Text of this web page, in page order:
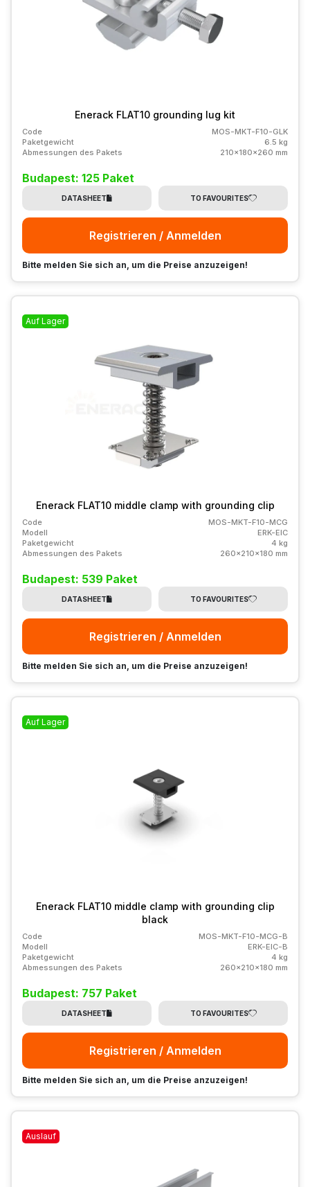
Enerack FLAT10 grounding lug kit
Code
MOS-MKT-F10-GLK
Paketgewicht
6.5 kg
Abmessungen des Pakets
210x180x260 mm
Budapest: 125 Paket
DATASHEET TO FAVOURITES
Registrieren / Anmelden
Bitte melden Sie sich an, um die Preise anzuzeigen!
Auf Lager
Enerack FLAT10 middle clamp with grounding clip
Code
MOS-MKT-F10-MCG
Modell
ERK-EIC
Paketgewicht
4 kg
Abmessungen des Pakets
260x210x180 mm
Budapest: 539 Paket
DATASHEET TO FAVOURITES
Registrieren / Anmelden
Bitte melden Sie sich an, um die Preise anzuzeigen!
Auf Lager
Enerack FLAT10 middle clamp with grounding clip
black
Code
MOS-MKT-F10-MCG-B
Modell
ERK-EIC-B
Paketgewicht
4 kg
Abmessungen des Pakets
260x210x180 mm
Budapest: 757 Paket
DATASHEET TO FAVOURITES
Registrieren / Anmelden
Bitte melden Sie sich an, um die Preise anzuzeigen!
Auslauf